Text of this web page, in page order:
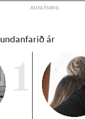
undanfarið ár
1